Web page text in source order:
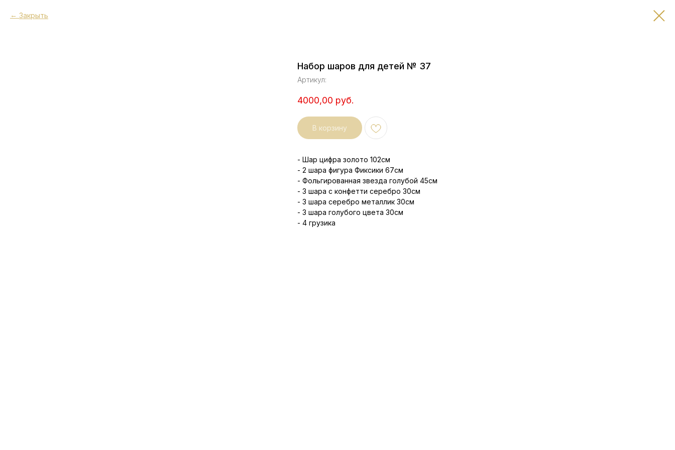
Закрыть
Набор шаров для детей № 37
Артикул:
4000,00 руб.
В корзину
- Шар цифра золото 102см
- 2 шара фигура Фиксики 67см
- Фольгированная звезда голубой 45см
- 3 шара с конфетти серебро 30см
- 3 шара серебро металлик 30см
- 3 шара голубого цвета 30см
- 4 грузика